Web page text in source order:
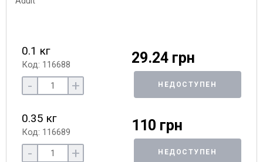
0.1 кг
Код: 116688 29.24 грн
- + НЕДОСТУПЕН
0.35 кг
Код: 116689 110 грн
- + НЕДОСТУПЕН